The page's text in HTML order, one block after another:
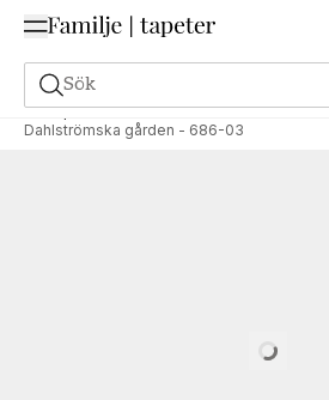
Sök
Tapeter Stil och mönster Geometriska
Dahlströmska gården - 686-03